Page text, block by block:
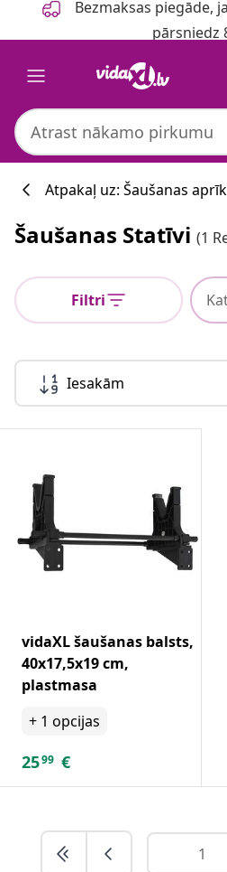
Bezmaksas piegāde,
pārsniedz
Atpakaļ uz: Šaušanas
Šaušanas Statīvi (1
Filtri
Iesakām
vidaXL šaušanas balsts,
40x17,5x19 cm,
plastmasa
+ 1 opcijas
2599 €